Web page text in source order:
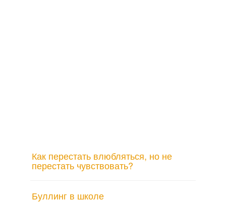
Как перестать влюбляться, но не
перестать чувствовать?
Буллинг в школе